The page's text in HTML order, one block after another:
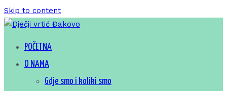
Skip to content
Dječji vrtić Đakovo
Za sretno djetinjstvo
POČETNA
O NAMA
Gdje smo i koliki smo